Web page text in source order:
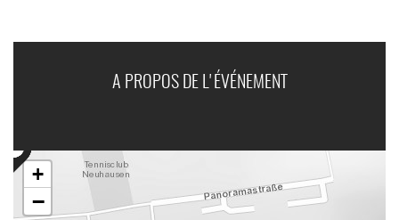
A PROPOS DE L'ÉVÉNEMENT
+
−